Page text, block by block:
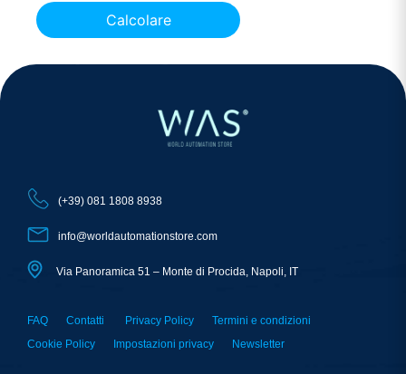
Calcolare
(+39) 081 1808 8938
info@worldautomationstore.com
Via Panoramica 51 – Monte di Procida, Napoli, IT
FAQ Contatti Privacy Policy
Termini e condizioni
Cookie Policy
Impostazioni privacy Newsletter